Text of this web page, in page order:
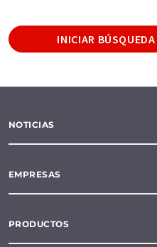
INICIAR
NOTICIAS
EMPRESAS
PRODUCTOS